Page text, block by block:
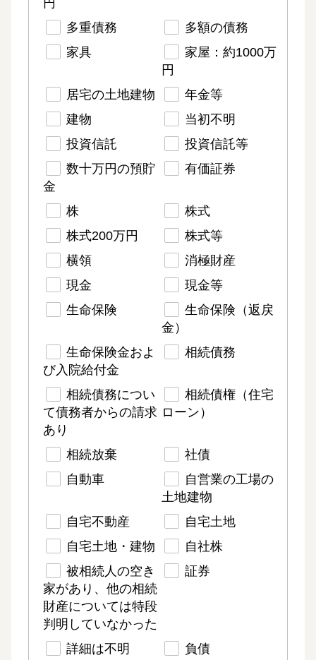
円
多重債務
多額の債務
家具
家屋：約1000万
円
居宅の土地建物
年金等
建物
当初不明
投資信託
投資信託等
数十万円の預貯
金
有価証券
株
株式
株式200万円
株式等
横領
消極財産
現金
現金等
生命保険
生命保険（返戻
金）
生命保険金およ
び入院給付金
相続債務
相続債務につい
て債務者からの請求
あり
相続債権（住宅
ローン）
相続放棄
社債
自動車
自営業の工場の
土地建物
自宅不動産
自宅土地
自宅土地・建物
自社株
被相続人の空き
家があり、他の相続
財産については特段
判明していなかった
証券
詳細は不明
負債